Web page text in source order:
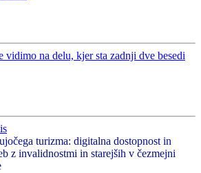
turizma: digitalna dostopnost in
z invalidnostmi in starejših v čezmejni